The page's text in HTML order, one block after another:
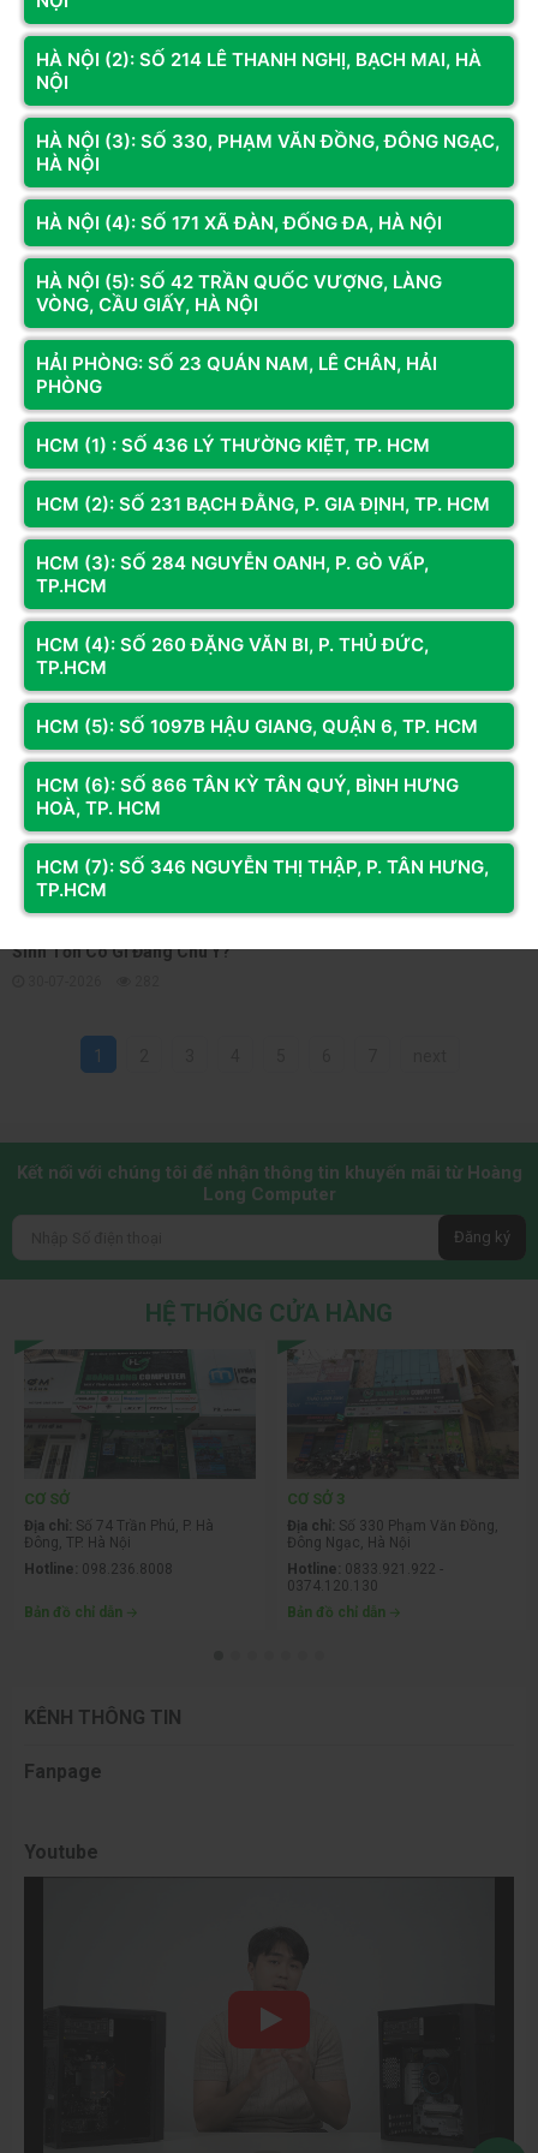
Review Sephiria 1.0: Thỏ Chiến
Binh Cứu Bunnyville
01-08-2026
Review Scrap Mechanic 1.0
Sau Khi Rời Early Access
Xem Trước Corsair Cove: Xây
Đảo Cướp Biển Theo Chiều Dọc
31-07-2026
Review Prelude Dark Pain:
Hay?
28-07-2026 26
Đánh Giá Sớm The Relic: First
Guardian Sau Ra Mắt
31-07-2026 44 30-07-2026
Sinh Tồn Có Gì Đáng Chú Ý?
1
Kết nối với chúng tôi để nhận thông tin khuyến mãi từ Hoàng
Long Computer
Đăng ký
HỆ THỐNG CỬA HÀNG
CƠ SỞ
Địa chỉ: Số 74 Trần Phú, P. Hà
Đông, TP. Hà Nội
Hotline: 098.236.8008
Bản đồ chỉ dẫn
CƠ SỞ 3
Địa chỉ: Số 330 Phạm Văn Đồng,
Đông Ngạc, Hà Nội
Hotline: 0833.921.922 -
0374.120.130
Bản đồ chỉ dẫn
KÊNH THÔNG TIN
Fanpage
Youtube
HÀ NỘI (2): SỐ 214 LÊ THANH NGHỊ, BẠCH MAI, HÀ
NỘI
HÀ NỘI (3): SỐ 330, PHẠM VĂN ĐỒNG, ĐÔNG NGẠC,
HÀ NỘI
HÀ NỘI (4): SỐ 171 XÃ ĐÀN, ĐỐNG ĐA, HÀ NỘI
HÀ NỘI (5): SỐ 42 TRẦN QUỐC VƯỢNG, LÀNG
VÒNG, CẦU GIẤY, HÀ NỘI
HẢI PHÒNG: SỐ 23 QUÁN NAM, LÊ CHÂN, HẢI
PHÒNG
HCM (1) : SỐ 436 LÝ THƯỜNG KIỆT, TP. HCM
HCM (2): SỐ 231 BẠCH ĐẰNG, P. GIA ĐỊNH, TP. HCM
HCM (3): SỐ 284 NGUYỄN OANH, P. GÒ VẤP,
TP.HCM
HCM (4): SỐ 260 ĐẶNG VĂN BI, P. THỦ ĐỨC,
TP.HCM
HCM (5): SỐ 1097B HẬU GIANG, QUẬN 6, TP. HCM
HCM (6): SỐ 866 TÂN KỲ TÂN QUÝ, BÌNH HƯNG
HOÀ, TP. HCM
HCM (7): SỐ 346 NGUYỄN THỊ THẬP, P. TÂN HƯNG,
TP.HCM